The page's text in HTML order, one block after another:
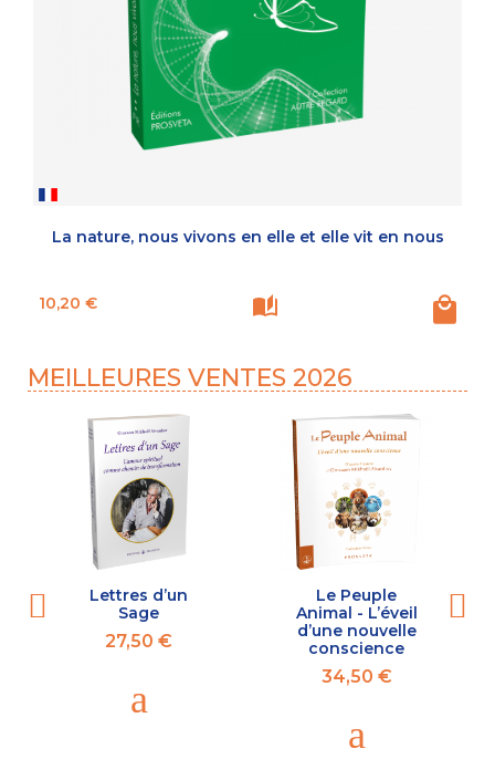
La nature, nous vivons en elle et elle vit en nous
Prix
10,20 €
MEILLEURES VENTES 2026
Lettres d’un
Sage
27,50 €
Le Peuple
Animal - L’éveil
d’une nouvelle
conscience
34,50 €